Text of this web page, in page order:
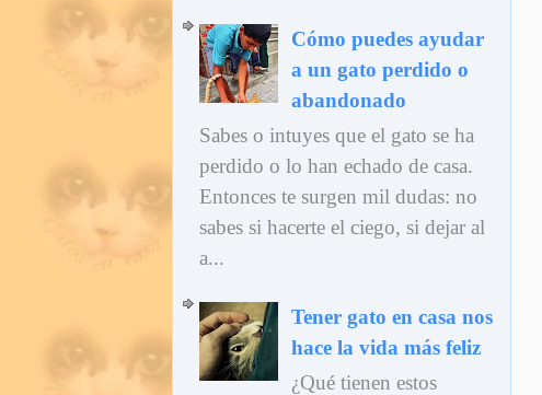
Cómo puedes ayudar
a un gato perdido o
abandonado
Sabes o intuyes que el gato se ha
perdido o lo han echado de casa.
Entonces te surgen mil dudas: no
sabes si hacerte el ciego, si dejar al
a...
Tener gato en casa nos
hace la vida más feliz
¿Qué tienen estos